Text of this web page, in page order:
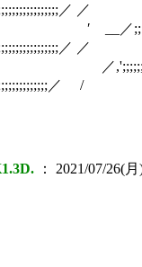
／ ／
;;＼/-
／ ／
／ /
： 2021/07/26(